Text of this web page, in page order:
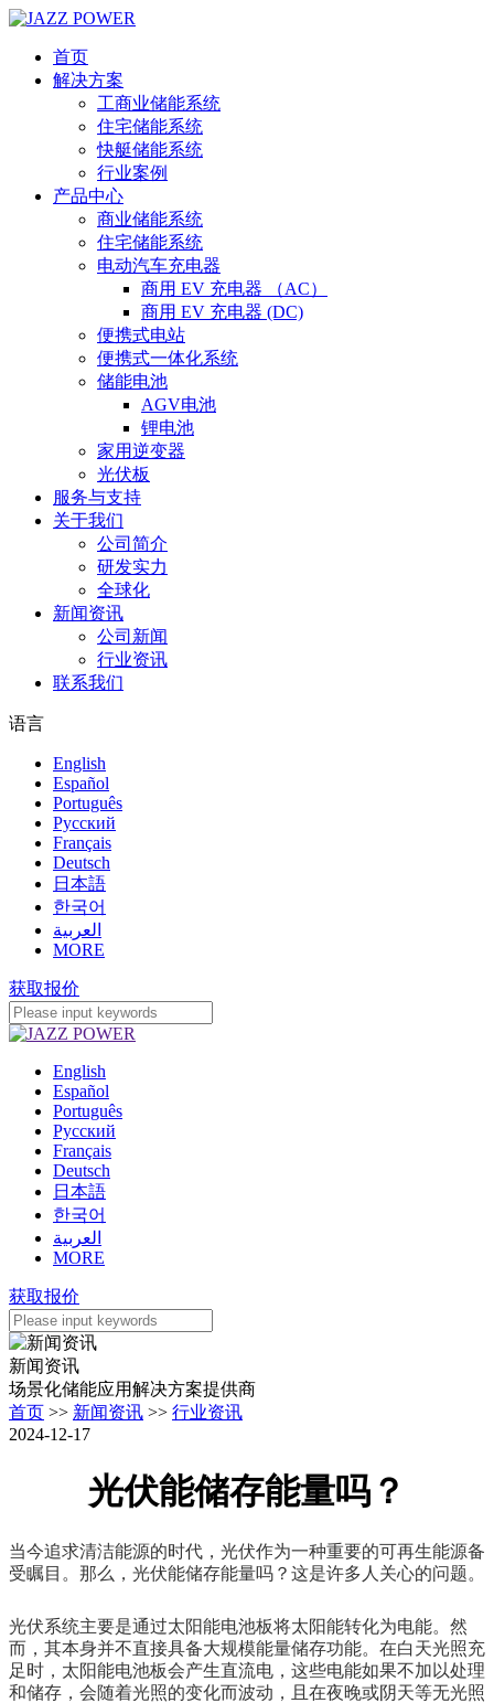
首页
解决方案
工商业储能系统
住宅储能系统
快艇储能系统
行业案例
产品中心
商业储能系统
住宅储能系统
电动汽车充电器
商用 EV 充电器 （AC）
商用 EV 充电器 (DC)
便携式电站
便携式一体化系统
储能电池
AGV电池
锂电池
家用逆变器
光伏板
服务与支持
关于我们
公司简介
研发实力
全球化
新闻资讯
公司新闻
行业资讯
联系我们
语言
English
Español
Português
Pусский
Français
Deutsch
日本語
한국어
العربية
MORE
获取报价
English
Español
Português
Pусский
Français
Deutsch
日本語
한국어
العربية
MORE
获取报价
新闻资讯
场景化储能应用解决方案提供商
首页 >> 新闻资讯 >> 行业资讯
2024-12-17
光伏能储存能量吗？
当今追求清洁能源的时代，光伏作为一种重要的可再生能源备
受瞩目。那么，光伏能储存能量吗？这是许多人关心的问题。
光伏系统主要是通过太阳能电池板将太阳能转化为电能。然
而，其本身并不直接具备大规模能量储存功能。在白天光照充
足时，太阳能电池板会产生直流电，这些电能如果不加以处理
和储存，会随着光照的变化而波动，且在夜晚或阴天等无光照